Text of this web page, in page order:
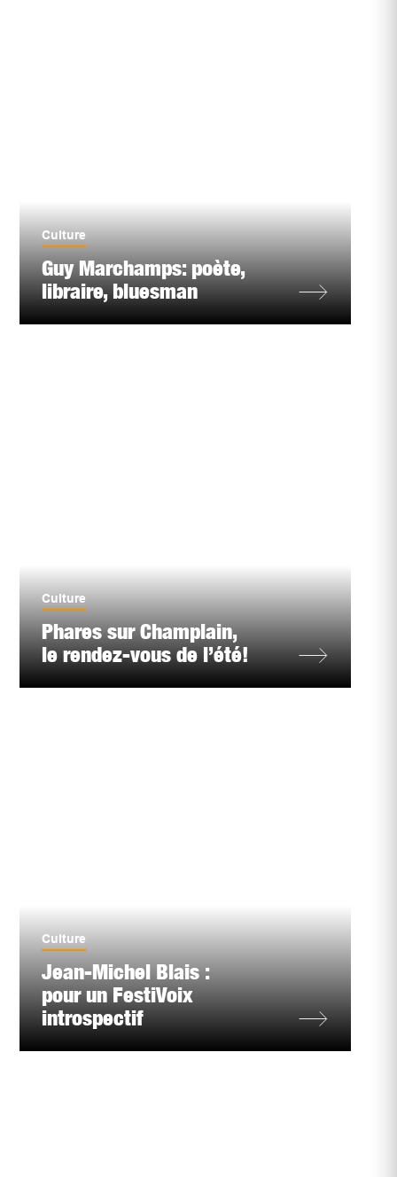
Culture
Guy Marchamps: poète,
libraire, bluesman
Culture
Phares sur Champlain,
le rendez-vous de l’été!
Culture
Jean-Michel Blais :
pour un FestiVoix
introspectif